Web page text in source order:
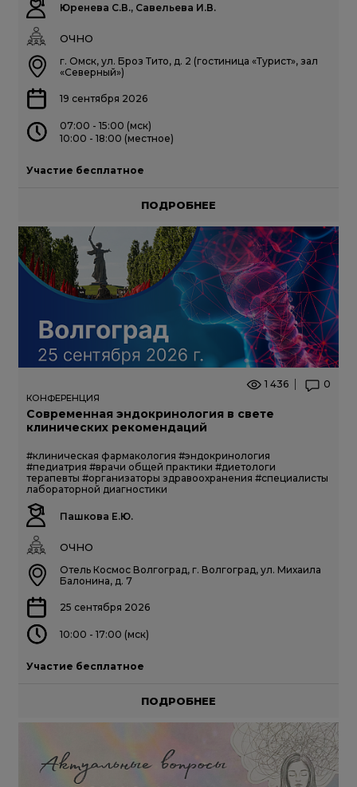
Юренева С.В., Савельева И.В.
ОЧНО
г. Омск, ул. Броз Тито, д. 2 (гостиница «Турист», зал
«Северный»)
19 сентября 2026
07:00 - 15:00 (мск)
10:00 - 18:00 (местное)
Участие бесплатное
ПОДРОБНЕЕ
1 436 0
КОНФЕРЕНЦИЯ
Современная эндокринология в свете
клинических рекомендаций
#клиническая фармакология #эндокринология
#педиатрия #врачи общей практики #диетологи
терапевты #организаторы здравоохранения #специалисты
лабораторной диагностики
Пашкова Е.Ю.
ОЧНО
Отель Космос Волгоград, г. Волгоград, ул. Михаила
Балонина, д. 7
25 сентября 2026
10:00 - 17:00 (мск)
Участие бесплатное
ПОДРОБНЕЕ